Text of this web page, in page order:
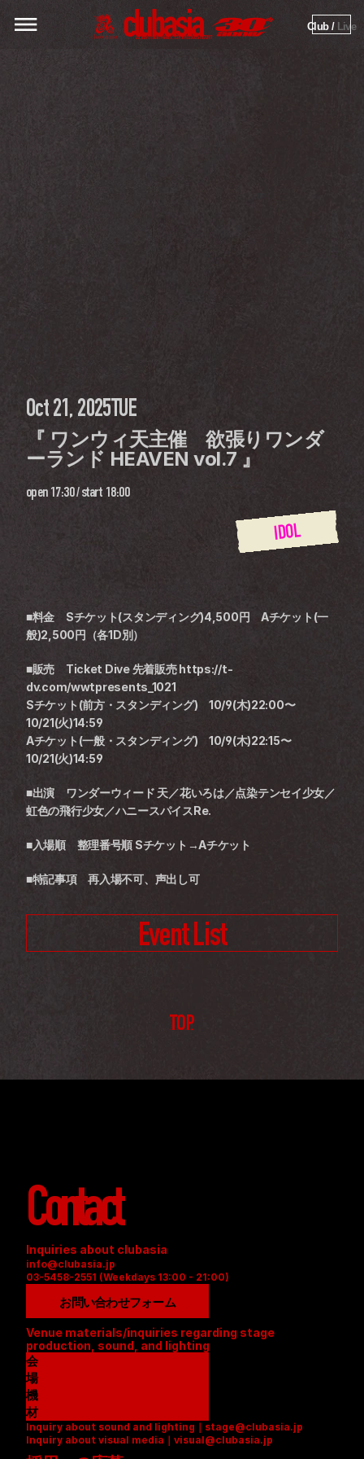
Club / Live
Oct 21, 2025TUE
『 ワンウィ天主催　欲張りワンダ
ーランド HEAVEN vol.7 』
open 17:30 / start 18:00
IDOL
■料金　Sチケット(スタンディング)4,500円　Aチケット(一
般)2,500円（各1D別）
■販売　Ticket Dive 先着販売 https://t-
dv.com/wwtpresents_1021
Sチケット(前方・スタンディング)　10/9(木)22:00〜
10/21(火)14:59
Aチケット(一般・スタンディング)　10/9(木)22:15〜
10/21(火)14:59
■出演　ワンダーウィード 天／花いろは／点染テンセイ少女／
虹色の飛行少女／ハニースパイスRe.
■入場順　整理番号順 Sチケット→Aチケット
■特記事項　再入場不可、声出し可
Event List
TOP
Contact
Inquiries about clubasia
info@clubasia.jp
03-5458-2551 (Weekdays 13:00 - 21:00)
お問い合わせフォーム
Venue materials/inquiries regarding stage
production, sound, and lighting
会
場
資
料
(
P
機
材
リ
ス
Inquiry about sound and lighting｜stage@clubasia.jp
Inquiry about visual media｜visual@clubasia.jp